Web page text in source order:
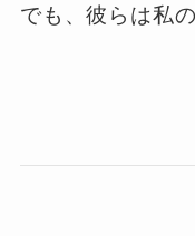
でも、彼らは私